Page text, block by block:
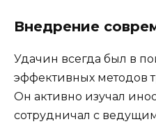
Внедрение
Удачин всегда был в
эффективных методов
Он активно изучал
сотрудничал с